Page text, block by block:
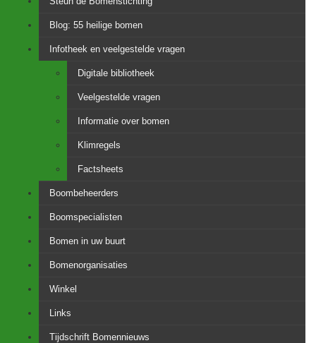
Blog: 55 heilige bomen
Infotheek en veelgestelde vragen
Digitale bibliotheek
Veelgestelde vragen
Informatie over bomen
Klimregels
Factsheets
Boombeheerders
Boomspecialisten
Bomen in uw buurt
Bomenorganisaties
Winkel
Links
Tijdschrift Bomennieuws